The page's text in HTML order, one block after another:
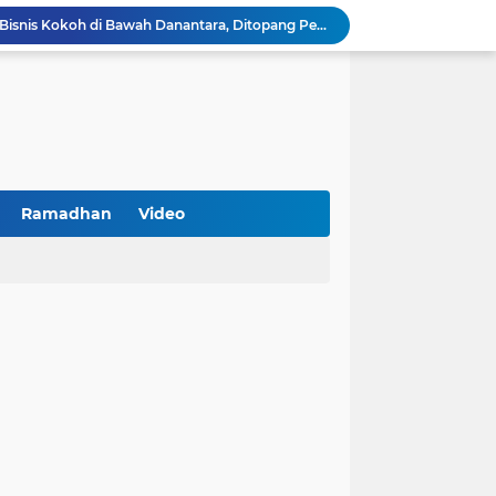
BNI Catat Fundamental Bisnis Kokoh di Bawah Danantara, Ditopang Pertumbuhan Kredit dan Kualitas Aset
Jakarta Raih Digital Excellence Awards 2026
Kemerdekaan
Ramadhan Video